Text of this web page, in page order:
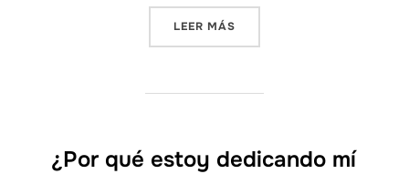
LEER MÁS
¿Por qué estoy dedicando mí